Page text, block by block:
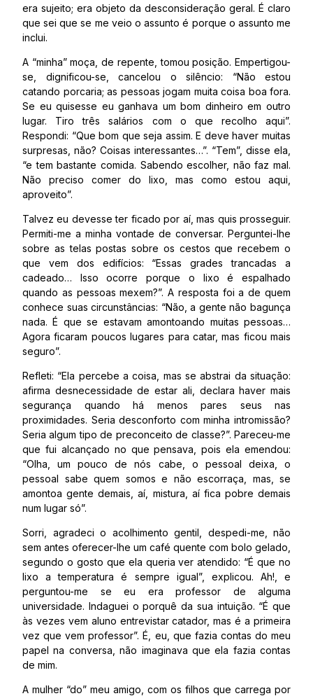
era sujeito; era objeto da desconsideração geral. É claro
que sei que se me veio o assunto é porque o assunto me
inclui.
A “minha” moça, de repente, tomou posição. Empertigou-
se, dignificou-se, cancelou o silêncio: “Não estou
catando porcaria; as pessoas jogam muita coisa boa fora.
Se eu quisesse eu ganhava um bom dinheiro em outro
lugar. Tiro três salários com o que recolho aqui”.
Respondi: “Que bom que seja assim. E deve haver muitas
surpresas, não? Coisas interessantes…”. “Tem”, disse ela,
“e tem bastante comida. Sabendo escolher, não faz mal.
Não preciso comer do lixo, mas como estou aqui,
aproveito”.
Talvez eu devesse ter ficado por aí, mas quis prosseguir.
Permiti-me a minha vontade de conversar. Perguntei-lhe
sobre as telas postas sobre os cestos que recebem o
que vem dos edifícios: “Essas grades trancadas a
cadeado… Isso ocorre porque o lixo é espalhado
quando as pessoas mexem?”. A resposta foi a de quem
conhece suas circunstâncias: “Não, a gente não bagunça
nada. É que se estavam amontoando muitas pessoas…
Agora ficaram poucos lugares para catar, mas ficou mais
seguro”.
Refleti: “Ela percebe a coisa, mas se abstrai da situação:
afirma desnecessidade de estar ali, declara haver mais
segurança quando há menos pares seus nas
proximidades. Seria desconforto com minha intromissão?
Seria algum tipo de preconceito de classe?”. Pareceu-me
que fui alcançado no que pensava, pois ela emendou:
“Olha, um pouco de nós cabe, o pessoal deixa, o
pessoal sabe quem somos e não escorraça, mas, se
amontoa gente demais, aí, mistura, aí fica pobre demais
num lugar só”.
Sorri, agradeci o acolhimento gentil, despedi-me, não
sem antes oferecer-lhe um café quente com bolo gelado,
segundo o gosto que ela queria ver atendido: “É que no
lixo a temperatura é sempre igual”, explicou. Ah!, e
perguntou-me se eu era professor de alguma
universidade. Indaguei o porquê da sua intuição. “É que
às vezes vem aluno entrevistar catador, mas é a primeira
vez que vem professor”. É, eu, que fazia contas do meu
papel na conversa, não imaginava que ela fazia contas
de mim.
A mulher “do” meu amigo, com os filhos que carrega por